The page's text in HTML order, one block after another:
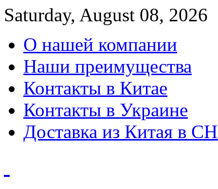
Saturday, August 08, 2026
О нашей компании
Наши преимущества
Контакты в Китае
Контакты в Украине
Доставка из Китая в